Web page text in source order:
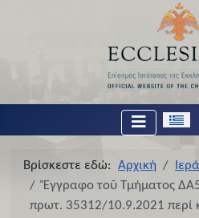
Επιλέξτε
Βρίσκεστε εδώ: Αρχική
Ἔγγραφο τοῦ Τμήματος
πρωτ. 35312/10.9.2021 περί